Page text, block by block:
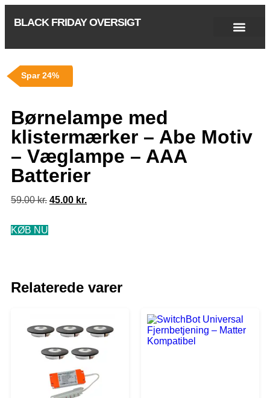
BLACK FRIDAY OVERSIGT
Spar 24%
Børnelampe med
klistermærker – Abe Motiv
– Væglampe – AAA
Batterier
59.00kr. 45.00 kr.
KØB NU
Relaterede varer